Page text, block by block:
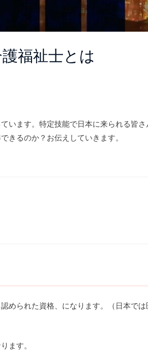
福祉士とは
います。特定技能で日本に来られる皆
きるのか？お伝えしていきます。
められた資格、になります。（日本で
ます。